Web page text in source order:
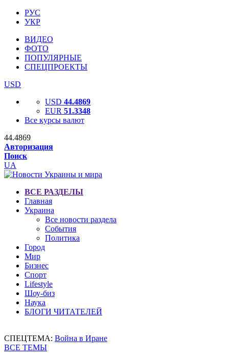
РУС
УКР
ВИДЕО
ФОТО
ПОПУЛЯРНЫЕ
СПЕЦПРОЕКТЫ
USD
USD 44.4869
EUR 51.3348
Все курсы валют
44.4869
Авторизация
Поиск
UA
ВСЕ РАЗДЕЛЫ
Главная
Украина
Все новости раздела
События
Политика
Город
Мир
Бизнес
Спорт
Lifestyle
Шоу-биз
Наука
БЛОГИ ЧИТАТЕЛЕЙ
СПЕЦТЕМА: Война в Иране
ВСЕ ТЕМЫ